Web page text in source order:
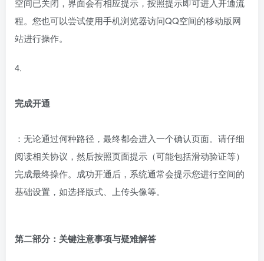
空间已关闭，界面会有相应提示，按照提示即可进入开通流
程。您也可以尝试使用手机浏览器访问QQ空间的移动版网
站进行操作。
4.
完成开通
：无论通过何种路径，最终都会进入一个确认页面。请仔细
阅读相关协议，然后按照页面提示（可能包括滑动验证等）
完成最终操作。成功开通后，系统通常会提示您进行空间的
基础设置，如选择版式、上传头像等。
第二部分：关键注意事项与疑难解答